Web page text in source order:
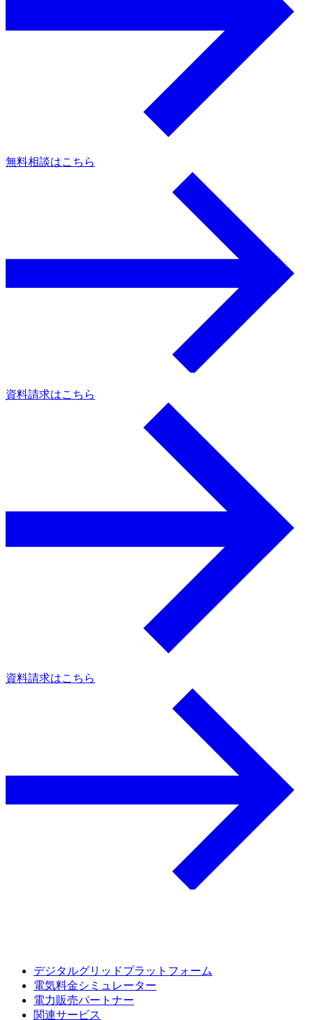
無料相談はこちら
資料請求はこちら
資料請求はこちら
デジタルグリッドプラットフォーム
電気料金シミュレーター
電力販売パートナー
関連サービス